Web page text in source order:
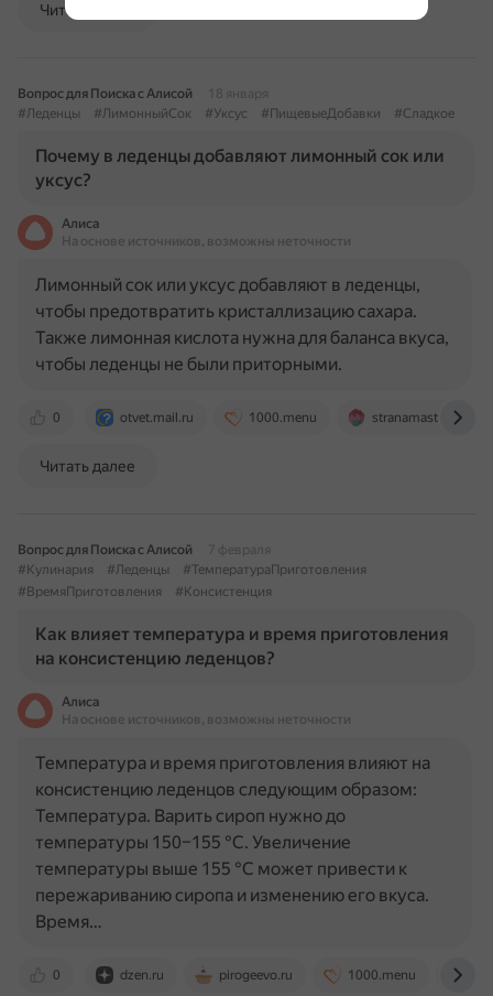
Читать далее
Вопрос для Поиска с Алисой
18 января
#Леденцы
#ЛимонныйСок #Уксус #ПищевыеДобавки #Сладкое
Почему в леденцы добавляют лимонный сок или
уксус?
Алиса
На основе источников, возможны неточности
0 otvet.mail.ru 1000.menu stranamasterov.ru
Лимонный сок или уксус добавляют в леденцы,
чтобы предотвратить кристаллизацию сахара.
Также лимонная кислота нужна для баланса вкуса,
чтобы леденцы не были приторными.
Читать далее
Вопрос для Поиска с Алисой
7 февраля
#Кулинария
#Леденцы
#ТемператураПриготовления
#ВремяПриготовления
#Консистенция
Как влияет температура и время приготовления
на консистенцию леденцов?
Алиса
На основе источников, возможны неточности
0 dzen.ru pirogeevo.ru 1000.menu
Температура и время приготовления влияют на
консистенцию леденцов следующим образом:
Температура. Варить сироп нужно до
температуры 150–155 °C. Увеличение
температуры выше 155 °C может привести к
пережариванию сиропа и изменению его вкуса.
Время…